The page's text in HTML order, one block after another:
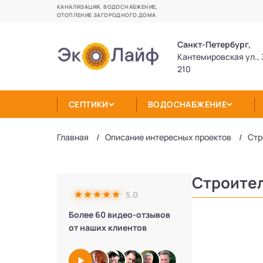
КАНАЛИЗАЦИЯ, ВОДОСНАБЖЕНИЕ,
ОТОПЛЕНИЕ ЗАГОРОДНОГО ДОМА
Санкт-Петербург,
Кантемировская ул.,
210
СЕПТИКИ ВОДОСНАБЖЕНИЕ
Главная Описание интересных проектов
5.0
Более 60 видео-отзывов
от наших клиентов